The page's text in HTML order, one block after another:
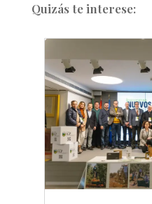
Quizás te interese: